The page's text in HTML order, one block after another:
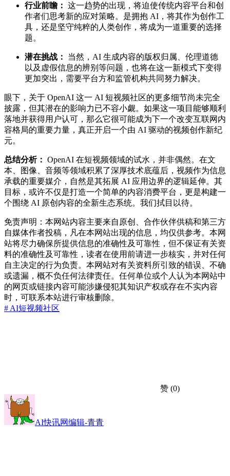
行业前瞻： 这一趋势的出现，将迫使传统内容平台和创
作者们思考新的应对策略。是拥抱 AI，将其作为创作工
具，还是坚守纯粹的人类创作，将成为一道重要的选择
题。
潜在挑战：
当然，AI 生成内容的版权归属、伦理道德
以及虚假信息的辨别等问题，也将在这一新模式下变得
更加突出，需要平台方和监管机构共同努力解决。
眼下，关于 OpenAI 这一 AI 短视频社区的更多细节尚未完全
披露，但其潜在的影响力已不容小觑。如果这一项目能够顺利
落地并获得用户认可，那么它很可能成为下一个改变互联网内
容格局的重要力量，真正开启一个由 AI 驱动的视频创作新纪
元。
总结分析： OpenAI 在短视频领域的试水，并非偶然。在文
本、图像、音频等领域积累了深厚技术底蕴后，视频作为信息
承载的重要媒介，自然是其拓展 AI 应用边界的逻辑延伸。其
目标，或许不仅是打造一个简单的内容消费平台，更是构建一
个围绕 AI 原创内容的全新生态系统。我们拭目以待。
免责声明：本网站内容主要来自原创、合作伙伴供稿和第三方
自媒体作者投稿，凡在本网站出现的信息，均仅供参考。本网
站将尽力确保所提供信息的准确性及可靠性，但不保证有关资
料的准确性及可靠性，读者在使用前请进一步核实，并对任何
自主决定的行为负责。本网站对有关资料所引致的错误、不确
或遗漏，概不负任何法律责任。任何单位或个人认为本网站中
的网页或链接内容可能涉嫌侵犯其知识产权或存在不实内容
时，可联系本站进行审核删除。
# AI短视频社区
赞 (0)
AI快讯网编辑-青青